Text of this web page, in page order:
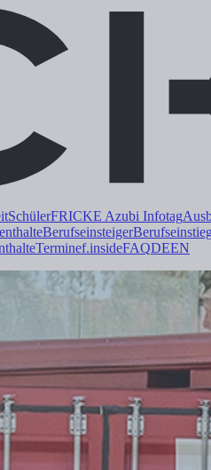
SchülerFRICKE Azubi Infotag
BerufseinsteigerBerufseinstieg
Terminef.insideFAQDEEN